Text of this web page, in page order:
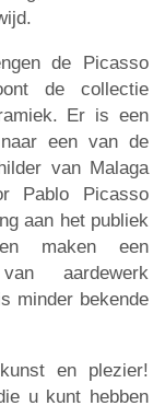
de Picasso
de collectie
Er is een
een van de
van Malaga
Pablo Picasso
aan het publiek
maken een
aardewerk
minder bekende
en plezier!
u kunt hebben